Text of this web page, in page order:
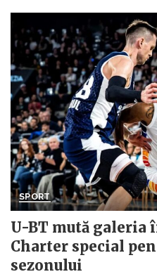
SPORT
U-BT mută galeria
Charter special
sezonului